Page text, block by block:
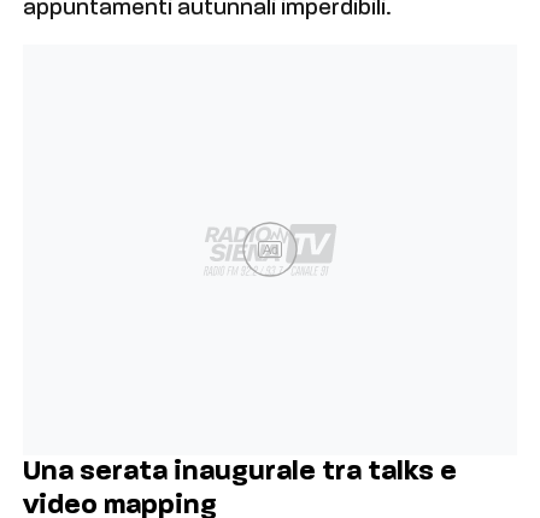
appuntamenti autunnali imperdibili.
Ad
Una serata inaugurale tra talks e
video mapping